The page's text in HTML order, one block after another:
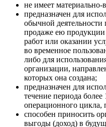
не имеет
предназначен для
обычной
продаже ею
работ или оказании
во временное
либо для
организации,
которых она создана;
предназначен для
течение периода
операционного
способен приносить
выгоды (доход) в